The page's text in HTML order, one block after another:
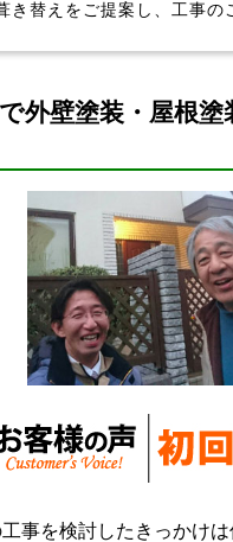
き替えをご提案し、工事の
外壁塗装・屋根
事を検討したきっかけ